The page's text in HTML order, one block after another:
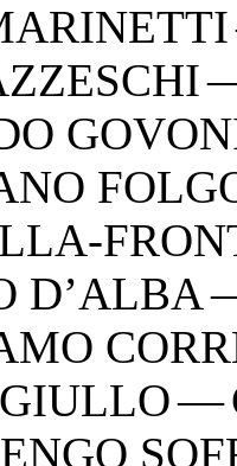
D’ALBA
—